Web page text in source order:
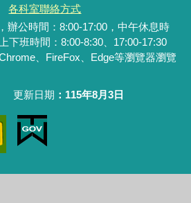
各科室聯絡方式
辦公時間：8:00-17:00，中午休息時
下班時間：8:00-8:30、17:00-17:30
、FireFox、Edge等瀏覽器瀏覽
更新日期 115年8月3日